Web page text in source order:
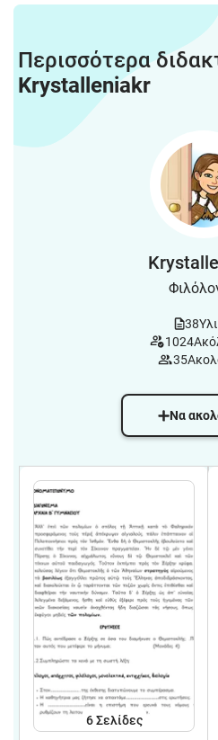
Περισσότερα
Krystalleniakr
38
1024
35
Να
6Σελίδες